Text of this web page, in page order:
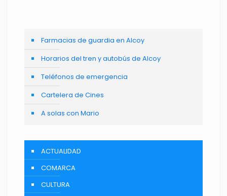
Farmacias de guardia en Alcoy
Horarios del tren y autobús de Alcoy
Teléfonos de emergencia
Cartelera de Cines
A solas con Mario
ACTUALIDAD
COMARCA
CULTURA